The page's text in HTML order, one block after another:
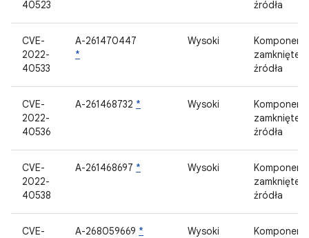
40523 źródła
CVE-
2022-
40533
A-261470447
*
Wysoki
Komponent
źródła
CVE-
2022-
40536
A-261468732 * Wysoki
Komponent
źródła
CVE-
2022-
40538
A-261468697 * Wysoki
Komponent
źródła
CVE-
A-268059669 * Wysoki
Komponent